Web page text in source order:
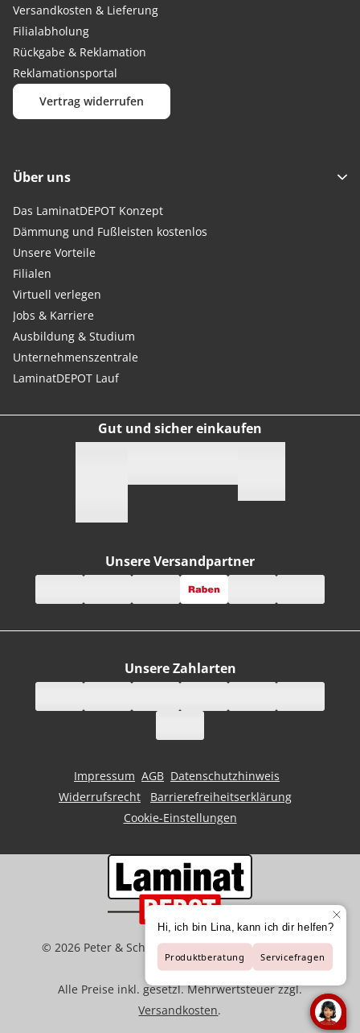
Versandkosten & Lieferung
Filialabholung
Rückgabe & Reklamation
Reklamationsportal
Vertrag widerrufen
Über uns
Das LaminatDEPOT Konzept
Dämmung und Fußleisten kostenlos
Unsere Vorteile
Filialen
Virtuell verlegen
Jobs & Karriere
Ausbildung & Studium
Unternehmenszentrale
LaminatDEPOT Lauf
Gut und sicher einkaufen
Unsere Zahlarten
Unsere Versandpartner
Impressum AGB Datenschutzhinweis
Widerrufsrecht
Barrierefreiheitserklärung
Cookie-Einstellungen
© 2026 Peter & Schaffart GmbH | Der Spezialist für
Bodenbeläge
Alle Preise inkl. gesetzl. Mehrwertsteuer zzgl.
Versandkosten.